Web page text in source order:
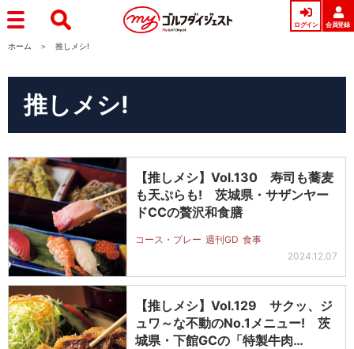
ログイン 会員登録
ホーム 推しメシ!
推しメシ!
【推しメシ】Vol.130 寿司も蕎麦
も天ぷらも! 茨城県・サザンヤー
ドCCの贅沢和食膳
コース・プレー 週刊GD 食事
2024.12.07
【推しメシ】Vol.129 サクッ、ジ
ュワ～な不動のNo.1メニュー! 茨
城県・下館GCの「特製牛肉…